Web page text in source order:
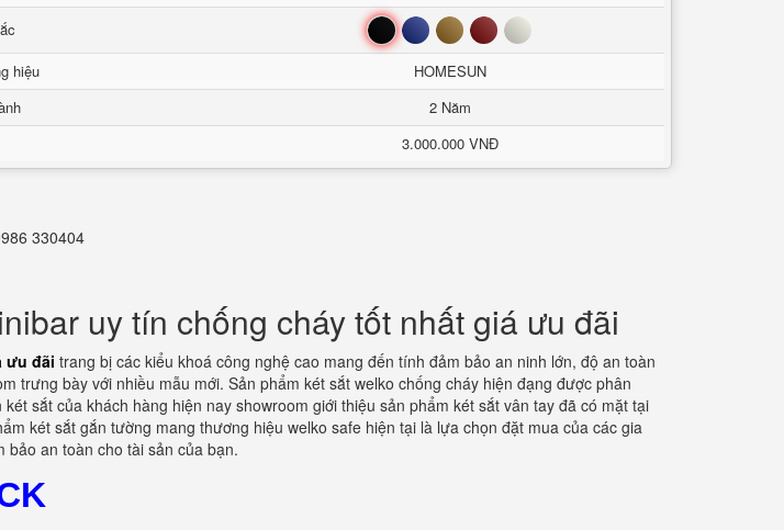
Đen Xanh Nâu Đỏ Trắng
hiệu
HOMESUN
2 Năm
3.000.000 VNĐ
330404
uy tín chống cháy tốt nhất giá ưu đãi
ưu đãi trang bị các kiểu khoá công nghệ cao mang đến tính đảm bảo an ninh lớn, độ an toàn
trưng bày với nhiều mẫu mới. Sản phẩm két sắt welko chống cháy hiện đạng được phân
sắt của khách hàng hiện nay showroom giới thiệu sản phẩm két sắt vân tay đã có mặt tại
két sắt gắn tường mang thương hiệu welko safe hiện tại là lựa chọn đặt mua của các gia
an toàn cho tài sản của bạn.